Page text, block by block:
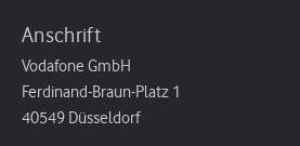
Anschrift
Vodafone GmbH
Ferdinand-Braun-Platz 1
40549 Düsseldorf